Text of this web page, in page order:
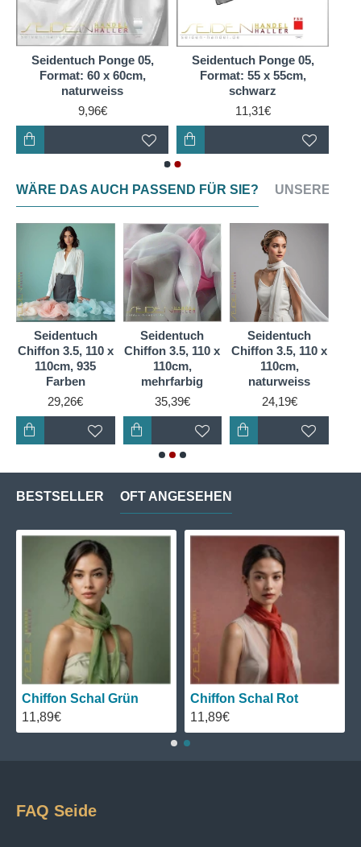
eignet sich Chiffon am besten).
Seidengewebe aus Ponge Maulbeerseide, sorgt
durch gleichmäßige Wärmeverteilung auf demKörper
für ein optimales Klima und ein luftig leichtes,
angenehmes Tragegefühl.
Es ist ein atmungsaktives, 100 % reines
Naturprodukt.
Da dieses Material zudem sehr preiswert ist, wird es
Ergotherapie besonders gerne angeboten.
Seidentuch Ponge 05,
Format: 60 x 60cm,
naturweiss
9,96€
Seidentuch Ponge 05,
Format: 55 x 55cm,
schwarz
11,31€
WÄRE DAS AUCH PASSEND FÜR SIE? UNSERE
Seidentuch
Chiffon 3.5, 110 x
110cm, 935
Farben
29,26€
Seidentuch
Chiffon 3.5, 110 x
110cm,
mehrfarbig
35,39€
Seidentuch
Chiffon 3.5, 110 x
110cm,
naturweiss
24,19€
BESTSELLER OFT ANGESEHEN
Chiffon Schal Grün
11,89€
Chiffon Schal Rot
11,89€
FAQ Seide